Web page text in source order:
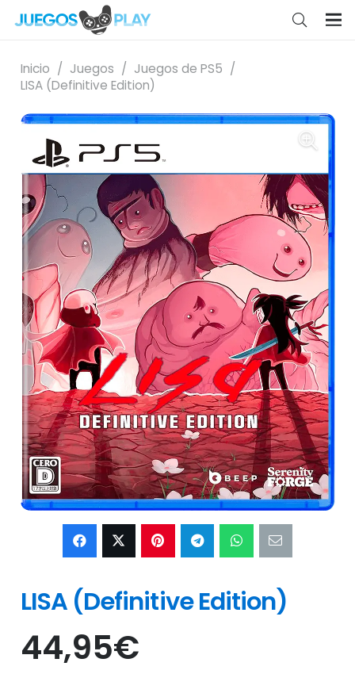
Inicio / Juegos / Juegos de PS5 /
LISA (Definitive Edition)
LISA (Definitive Edition)
44,95€